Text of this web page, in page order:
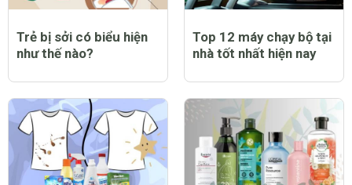
Trẻ bị sởi có biểu hiện
như thế nào?
Top 12 máy chạy bộ tại
nhà tốt nhất hiện nay